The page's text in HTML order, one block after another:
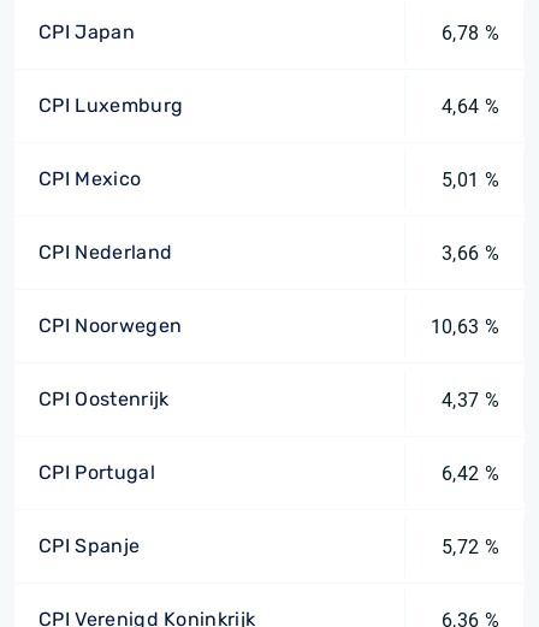
CPI Japan 6,78 %
CPI Luxemburg 4,64 %
CPI Mexico 5,01 %
CPI Nederland 3,66 %
CPI Noorwegen 10,63 %
CPI Oostenrijk 4,37 %
CPI Portugal 6,42 %
CPI Spanje 5,72 %
CPI Verenigd Koninkrijk 6,36 %